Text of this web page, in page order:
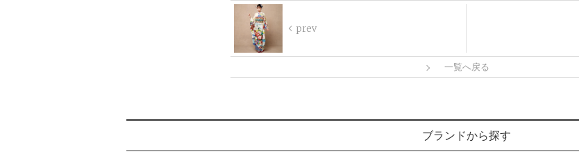
prev
一覧へ戻る
ブランドから探す